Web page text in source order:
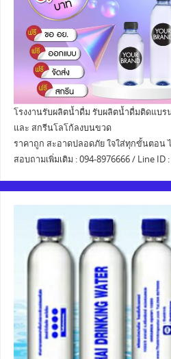
โรงงานรับผลิตน้ำดื่ม รับผลิตน้ำดื่มติดแบ
และ สกรีนโลโก้ลงบนขวด
ราคาถูก สะอาดปลอดภัย ใจใส่ทุกขั้นตอน
สอบถามเพิ่มเติม : 094-8976666 / Line ID